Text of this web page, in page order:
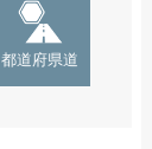
都道府県道